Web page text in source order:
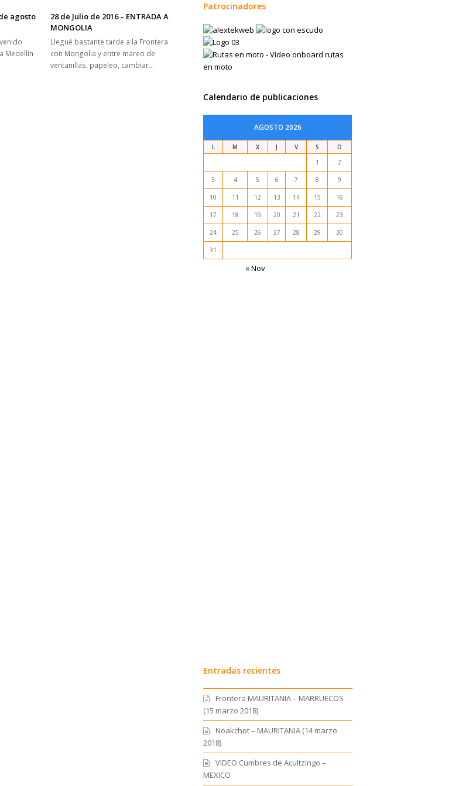
agosto
Medellín
28 de Julio de 2016 – ENTRADA A
MONGOLIA
Llegué bastante tarde a la Frontera
con Mongolia y entre mareo de
ventanillas, papeleo, cambiar…
Patrocinadores
Calendario de publicaciones
AGOSTO 2026
L M X J V S
D
1
2
3 4 5 6 7 8 9
10 11 12 13 14 15 16
17 18 19 20 21 22 23
24 25 26 27 28 29 30
31
« Nov
Entradas recientes
Frontera MAURITANIA – MARRUECOS
(15 marzo 2018)
Noakchot – MAURITANIA (14 marzo
2018)
VIDEO Cumbres de Acultzingo –
MEXICO